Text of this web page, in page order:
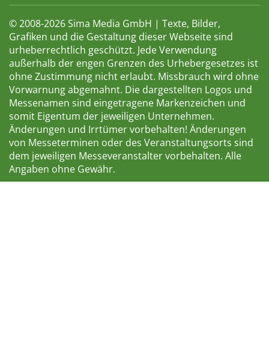
© 2008-2026 Sima Media GmbH | Texte, Bilder,
Grafiken und die Gestaltung dieser Webseite sind
urheberrechtlich geschützt. Jede Verwendung
außerhalb der engen Grenzen des Urhebergesetzes ist
ohne Zustimmung nicht erlaubt. Missbrauch wird ohne
Vorwarnung abgemahnt. Die dargestellten Logos und
Messenamen sind eingetragene Markenzeichen und
somit Eigentum der jeweiligen Unternehmen.
Änderungen und Irrtümer vorbehalten! Änderungen
von Messeterminen oder des Veranstaltungsorts sind
dem jeweiligen Messeveranstalter vorbehalten. Alle
Angaben ohne Gewähr.